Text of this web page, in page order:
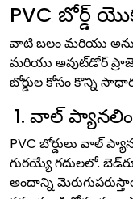
PVC బోర్డ్
వాటి బలం మరియు
మరియు అవుట్‌డోర్
బోర్డుల కోసం కొన్ని
1. వాల్
PVC బోర్డులు వాల్
గురయ్యే గదులలో.
అందాన్ని